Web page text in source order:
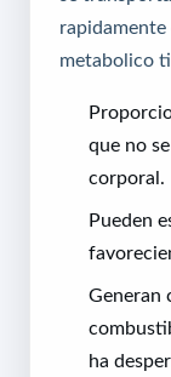
rapidamente
metabolico
que no
corporal.
Pueden
Generan
ha